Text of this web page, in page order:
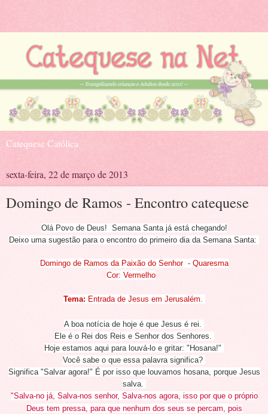
Catequese Católica
sexta-feira, 22 de março de 2013
Domingo de Ramos - Encontro catequese
Olá Povo de Deus! Semana Santa já está chegando!
Deixo uma sugestão para o encontro do primeiro dia da Semana Santa:
Domingo de Ramos da Paixão do Senhor - Quaresma
Cor: Vermelho
Tema: Entrada de Jesus em Jerusalém.
A boa notícia de hoje é que Jesus é rei.
Ele é o Rei dos Reis e Senhor dos Senhores.
Hoje estamos aqui para louvá-lo e gritar: "Hosana!"
Você sabe o que essa palavra significa?
Significa "Salvar agora!" É por isso que louvamos hosana, porque Jesus
salva.
"Salva-no já, Salva-nos senhor, Salva-nos agora, isso por que o próprio
Deus tem pressa, para que nenhum dos seus se percam, pois